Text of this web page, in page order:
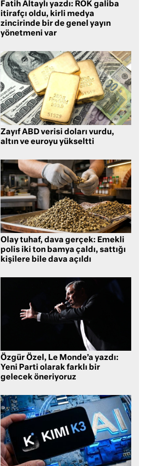
Fatih Altaylı yazdı: ROK galiba
itirafçı oldu, kirli medya
zincirinde bir de genel yayın
yönetmeni var
Zayıf ABD verisi doları vurdu,
altın ve euroyu yükseltti
Olay tuhaf, dava gerçek: Emekli
polis iki ton bamya çaldı, sattığı
kişilere bile dava açıldı
Özgür Özel, Le Monde’a yazdı:
Yeni Parti olarak farklı bir
gelecek öneriyoruz